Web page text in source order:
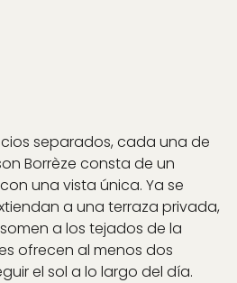
separados, cada una de
Borrèze consta de un
una vista única. Ya se
a una terraza privada,
a los tejados de la
ofrecen al menos dos
el sol a lo largo del día.